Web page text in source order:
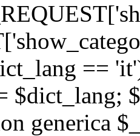
==
$dict_lang;
generica